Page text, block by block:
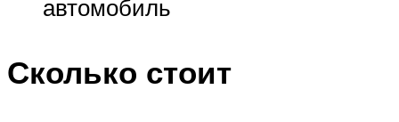
автомобиль
Сколько стоит